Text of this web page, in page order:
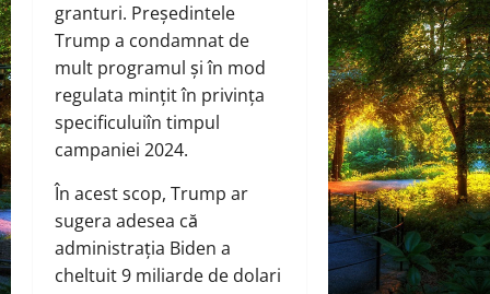
granturi. Președintele
Trump a condamnat de
mult programul și în mod
regulata mințit în privința
specificuluiîn timpul
campaniei 2024.
În acest scop, Trump ar
sugera adesea că
administrația Biden a
cheltuit 9 miliarde de dolari